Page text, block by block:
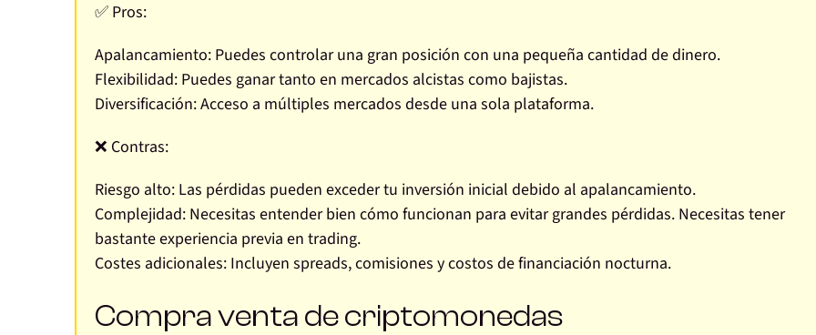
✅ Pros:
Apalancamiento: Puedes controlar una gran posición con una pequeña cantidad de dinero.
Flexibilidad: Puedes ganar tanto en mercados alcistas como bajistas.
Diversificación:Acceso a múltiples mercados desde una sola plataforma.
❌ Contras:
Riesgo alto: Las pérdidas pueden exceder tu inversión inicial debido al apalancamiento.
Complejidad: Necesitas entender bien cómo funcionan para evitar grandes pérdidas. Necesitas tener
bastante experiencia previa en trading.
Costes adicionales: Incluyen spreads, comisiones y costos de financiación nocturna.
Compra venta de criptomonedas